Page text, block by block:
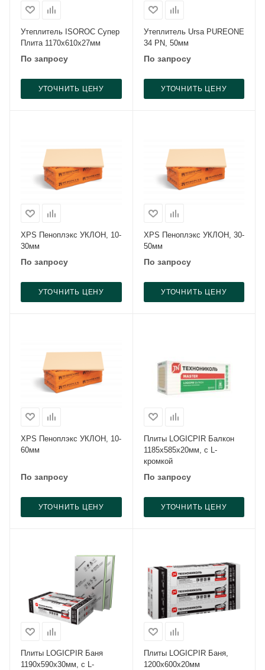
Утеплитель ISOROC Супер
Плита 1170х610х27мм
По запросу
УТОЧНИТЬ ЦЕНУ
Утеплитель Ursa PUREONE
34 PN, 50мм
По запросу
УТОЧНИТЬ ЦЕНУ
XPS Пеноплэкс УКЛОН, 10-
30мм
По запросу
УТОЧНИТЬ ЦЕНУ
XPS Пеноплэкс УКЛОН, 30-
50мм
По запросу
УТОЧНИТЬ ЦЕНУ
XPS Пеноплэкс УКЛОН, 10-
60мм
По запросу
УТОЧНИТЬ ЦЕНУ
Плиты LOGICPIR Балкон
1185x585x20мм, с L-
кромкой
По запросу
УТОЧНИТЬ ЦЕНУ
Плиты LOGICPIR Баня
1190x590x30мм, с L-
Плиты LOGICPIR Баня,
1200x600x20мм